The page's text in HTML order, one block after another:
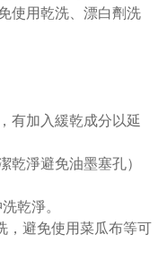
使用乾洗、漂白劑洗
有加入緩乾成分以延
乾淨避免油墨塞孔）
乾淨。
，避免使用菜瓜布等可